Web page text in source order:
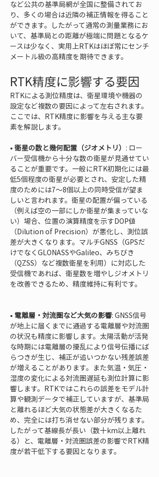
など公共の基準局網が全国に整備されてお
り、多くの場合は近隣の補正情報を得ること
ができます。したがって通常の測量業務にお
いて、基準局との距離が極端に問題となるケ
ースは少なく、実用上RTKはほぼ常にセンチ
メートル級の高精度を期待できます。
RTK精度に影響する要因
RTKによる測位精度は、衛星環境や機器の
設定など複数の要因によって左右されます。
ここでは、RTK精度に影響を与える主な要
素を解説します。
• 衛星の数と幾何配置（ジオメトリ） : ロー
バー受信機から十分な数の衛星が見通せてい
ることが重要です。一般にRTK初期化には最
低5個程度の衛星が必要とされ、安定した精
度のためには7〜8個以上の同時受信が望ま
しいと言われます。衛星の配置が偏っている
（例えば空の一部にしか衛星が集まっていな
い）場合、位置の演算精度を示すDOP値
（Dilution of Precision）が悪化し、測位誤
差が大きくなります。マルチGNSS（GPSだ
けでなくGLONASSやGalileo、みちびき
（QZSS）など複数衛星を利用）に対応した
受信機であれば、衛星数を増やしジオメトリ
を改善できるため、精度維持に有利です。
• 電離層・対流圏など大気の影響: GNSS信号
が地上に届くまでに通過する電離層や対流圏
の状況も精度に影響します。太陽活動が活発
な時期には電離層の擾乱により信号伝播にば
らつきが生じ、補正が追いつかない残差誤差
が増えることがあります。また気温・気圧・
湿度の変化による対流圏遅延も測位計算に影
響します。RTKではこれらの誤差をモデル計
算や観測データで補正していますが、基準局
と離れるほど大気の状態差が大きくなるた
め、完全には打ち消せない部分が残ります。
したがって基線長が長い（数十km以上離れ
る）と、電離層・対流圏誤差の影響でRTK精
度が若干低下する要因となります。